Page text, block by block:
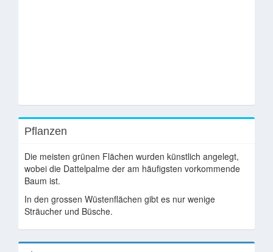
Pflanzen
Die meisten grünen Flächen wurden künstlich angelegt,
wobei die Dattelpalme der am häufigsten vorkommende
Baum ist.
In den grossen Wüstenflächen gibt es nur wenige
Sträucher und Büsche.